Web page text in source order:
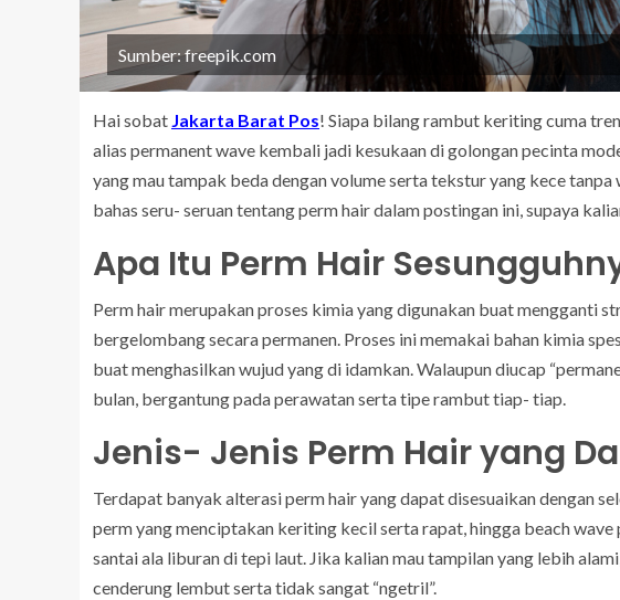
Sumber: freepik.com
Hai sobat Jakarta Barat Pos! Siapa bilang rambut keriting cuma
alias permanent wave kembali jadi kesukaan di golongan pecinta
yang mau tampak beda dengan volume serta tekstur yang kece
bahas seru- seruan tentang perm hair dalam postingan ini, supaya
Apa Itu Perm Hair
Perm hair merupakan proses kimia yang digunakan buat mengganti
bergelombang secara permanen. Proses ini memakai bahan kimia
buat menghasilkan wujud yang di idamkan. Walaupun diucap
bulan, bergantung pada perawatan serta tipe rambut tiap- tiap.
Jenis- Jenis Perm Hair yang
Terdapat banyak alterasi perm hair yang dapat disesuaikan dengan
perm yang menciptakan keriting kecil serta rapat, hingga beach
santai ala liburan di tepi laut. Jika kalian mau tampilan yang lebih
cenderung lembut serta tidak sangat “ngetril”.